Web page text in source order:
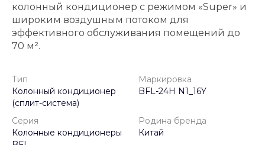
колонный кондиционер с режимом «Super» и
широким воздушным потоком для
эффективного обслуживания помещений до
70 м².
Тип
Колонный кондиционер
(сплит-система)
Маркировка
BFL-24H N1_16Y
Серия
Колонные кондиционеры
Родина бренда
Китай